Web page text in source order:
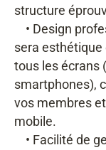
structure
• Design
sera esthétique
tous les écrans
smartphones),
vos membres
mobile.
• Facilité de